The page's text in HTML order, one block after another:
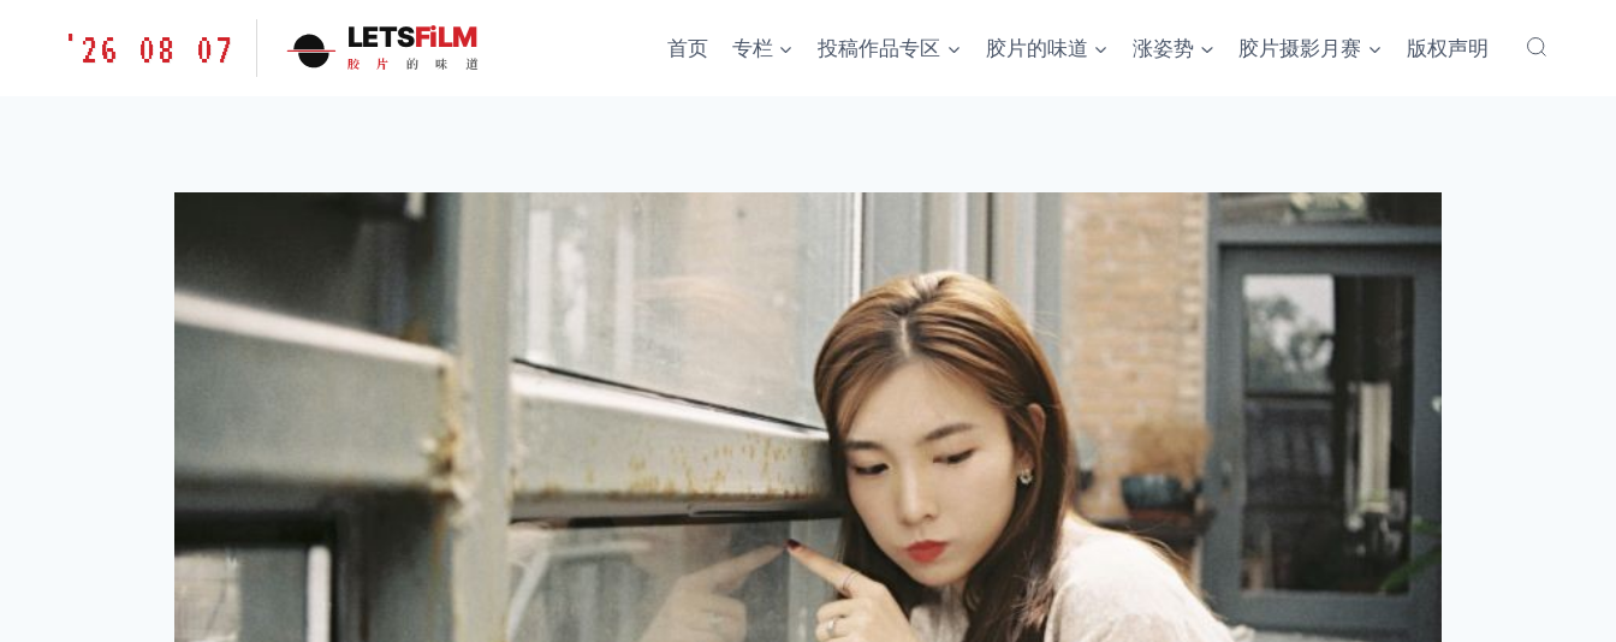
胶'26 08 07 LETSFiLM
胶 片 的 味 道
首页 专栏 投稿作品专区 胶片的味道 涨姿势 胶片摄影月赛 版权声明